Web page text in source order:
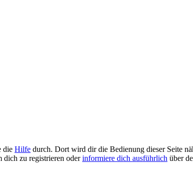
die Hilfe durch. Dort wird dir die Bedienung dieser Seite
dich zu registrieren oderinformiere dich ausführlich über